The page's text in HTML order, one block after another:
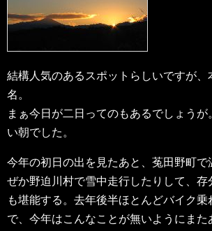
結構人気のあるスポットらしいですが、
名。
まぁ今日が二日ってのもあるでしょうが
い朝でした。
今年の初日の出を見たあと、菟田野町で
ぜか野迫川村で雪中走行したりして、存
も堪能する。去年後半ほとんどバイク乗
で、今年はこんなことが無いようにまた